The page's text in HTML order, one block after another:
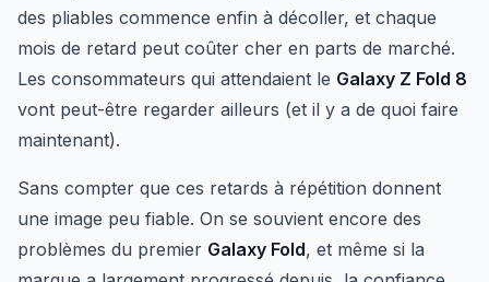
des pliables commence enfin à décoller, et chaque
mois de retard peut coûter cher en parts de marché.
Les consommateurs qui attendaient le Galaxy Z Fold 8
vont peut-être regarder ailleurs (et il y a de quoi faire
maintenant).
Sans compter que ces retards à répétition donnent
une image peu fiable. On se souvient encore des
problèmes du premier Galaxy Fold, et même si la